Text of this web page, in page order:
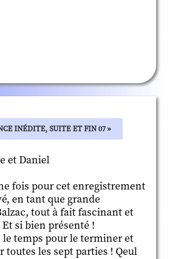
INÉDITE, SUITE ET FIN 07 »
et Daniel
fois pour cet enregistrement
en tant que grande
tout à fait fascinant et
si bien présenté !
temps pour le terminer et
toutes les sept parties ! Qeul